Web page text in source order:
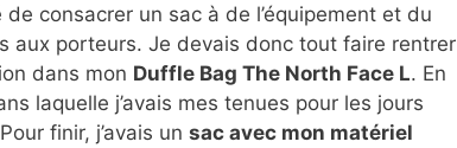
de consacrer un sac à de l’équipement et du
aux porteurs. Je devais donc tout faire rentrer
dans mon Duffle Bag The North Face L. En
laquelle j’avais mes tenues pour les jours
finir, j’avais un sac avec mon matériel